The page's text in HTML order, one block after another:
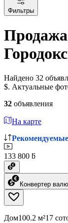
Фильтры
Продажа
Найдено 32
$. Актуальные
32 объявления
На карте
Рекомендуемые
133 800 ƃ
Конвертер
Дом100.2 м²17